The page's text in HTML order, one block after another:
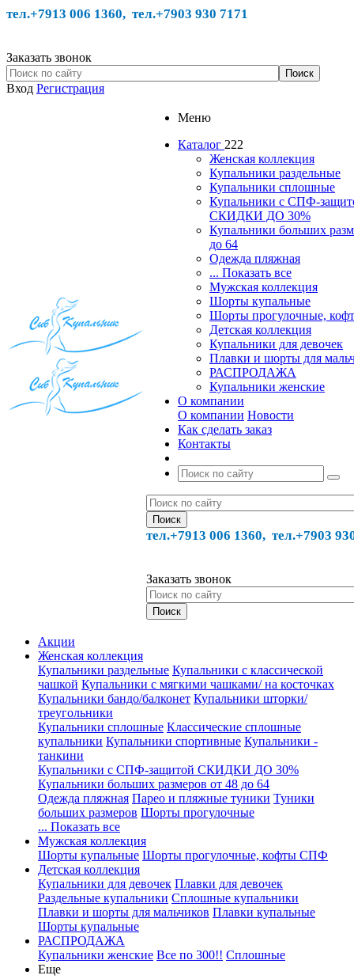
тел.+7913 006 1360, тел.+7903 930 7171
Заказать звонок
Вход Регистрация
Меню
Каталог 222
Женская коллекция
Купальники раздельные
Купальники сплошные
Купальники с СПФ-
СКИДКИ ДО 30%
Купальники больших
до 64
Одежда пляжная
... Показать все
Мужская коллекция
Шорты купальные
Шорты прогулочные,
Детская коллекция
Купальники для девочек
Плавки и шорты для
РАСПРОДАЖА
Купальники женские
О компании
О компании Новости
Как сделать заказ
Контакты
тел.+7913 006 1360, тел.+7903
Заказать звонок
Акции
Женская коллекция
Купальники раздельные Купальники с классической
чашкой Купальники с мягкими чашками/ на косточках
Купальники бандо/балконет Купальники шторки/
треугольники
Купальники сплошные Классические сплошные
купальники Купальники спортивные Купальники -
танкини
Купальники с СПФ-защитой СКИДКИ ДО 30%
Купальники больших размеров от 48 до 64
Одежда пляжная Парео и пляжные туники Туники
больших размеров Шорты прогулочные
... Показать все
Мужская коллекция
Шорты купальные Шорты прогулочные, кофты СПФ
Детская коллекция
Купальники для девочек Плавки для девочек
Раздельные купальники Сплошные купальники
Плавки и шорты для мальчиков Плавки купальные
Шорты купальные
РАСПРОДАЖА
Купальники женские Все по 300!! Сплошные
Еще